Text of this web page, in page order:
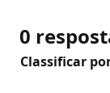
0
Classificar